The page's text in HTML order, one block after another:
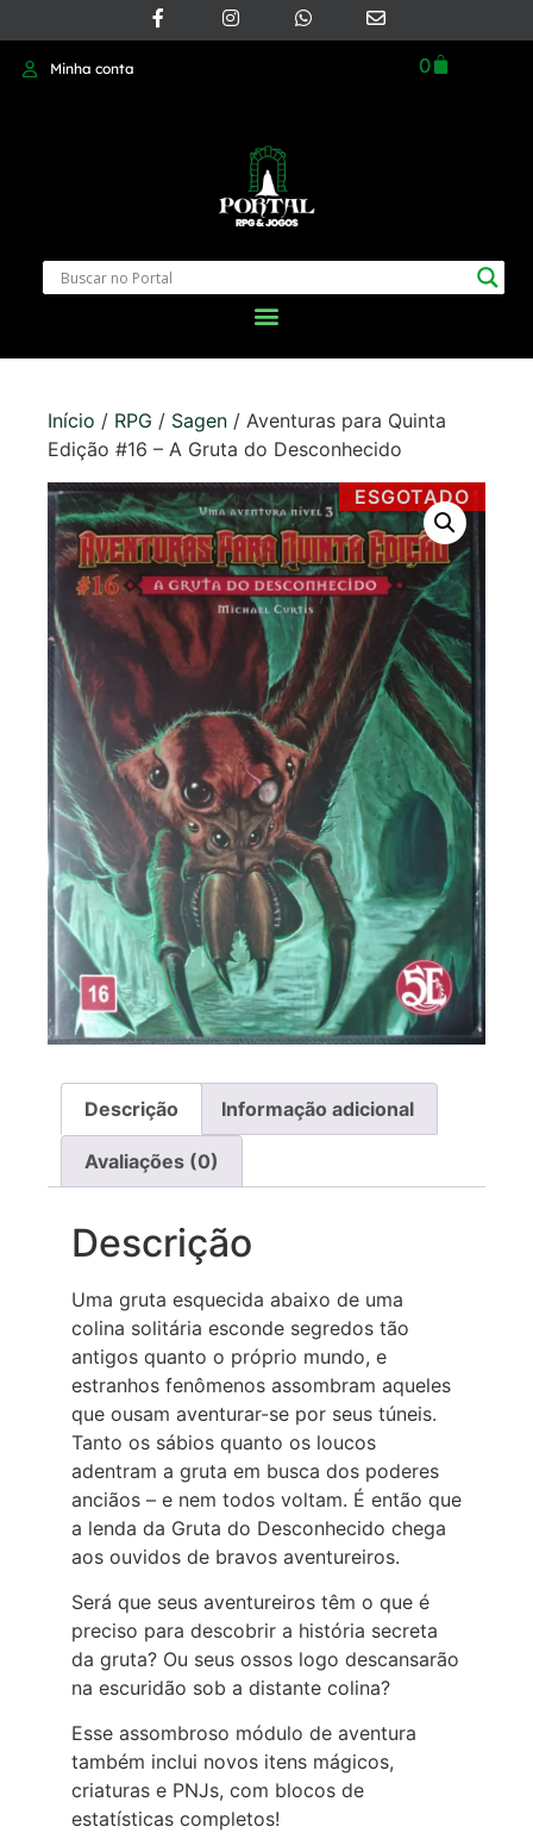
Minha conta 0
Início / RPG / Sagen / Aventuras para Quinta
Edição #16 – A Gruta do Desconhecido
ESGOTADO
Descrição Informação adicional
Avaliações (0)
Descrição
Uma gruta esquecida abaixo de uma
colina solitária esconde segredos tão
antigos quanto o próprio mundo, e
estranhos fenômenos assombram aqueles
que ousam aventurar-se por seus túneis.
Tanto os sábios quanto os loucos
adentram a gruta em busca dos poderes
anciãos – e nem todos voltam. É então que
a lenda da Gruta do Desconhecido chega
aos ouvidos de bravos aventureiros.
Será que seus aventureiros têm o que é
preciso para descobrir a história secreta
da gruta? Ou seus ossos logo descansarão
na escuridão sob a distante colina?
Esse assombroso módulo de aventura
também inclui novos itens mágicos,
criaturas e PNJs, com blocos de
estatísticas completos!